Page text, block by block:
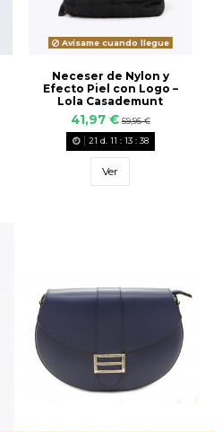
Avísame cuando llegue
Neceser de Nylon y
Efecto Piel con Logo –
Lola Casademunt
41,97 € 59,95 €
21 d. 11 : 13: 38
Ver